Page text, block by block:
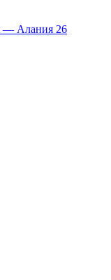
— Алания 26